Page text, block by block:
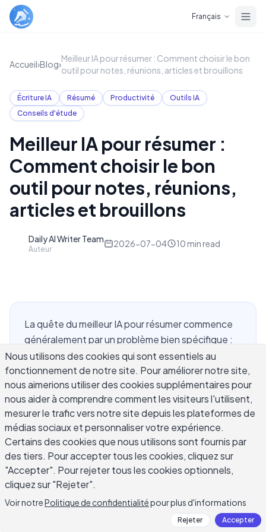
Français
Accueil›Blog›
Meilleur IA pour résumer : Comment choisir le bon
outil pour notes, réunions, articles et brouillons
Écriture IA Résumé Productivité
Outils IA
Conseils d'étude
Meilleur IA pour résumer :
Comment choisir le bon
outil pour notes, réunions,
articles et brouillons
Daily AI Writer Team
Auteur
2026-07-04 10 min read
La quête du meilleur IA pour résumer commence
généralement par un problème bien spécifique :
trop de texte et pas assez de temps pour tout
lire. Peut-être s'agit-il d'une pile de notes de
réunion, d'un article que vous devez parcourir
avant un appel, d'un chapitre de manuel ou d'un
brouillon à affiner avant de le partager. Le bon IA
résumé dépend beaucoup de ce que vous avez à
condenser et de ce que vous prévoyez de faire
avec le résumé ensuite. Ce guide explique ce qui
distingue un vrai outil de résumé IA utile d'un outil
qui raccourcit simplement le texte sans préserver
l'essentiel, comment choisir l'outil parfait pour
votre cas d'usage, et comment transformer un
Nous utilisons des cookies qui sont essentiels au
fonctionnement de notre site. Pour améliorer notre site,
nous aimerions utiliser des cookies supplémentaires pour
nous aider à comprendre comment les visiteurs l'utilisent,
mesurer le trafic vers notre site depuis les plateformes de
médias sociaux et personnaliser votre expérience.
Certains des cookies que nous utilisons sont fournis par
des tiers. Pour accepter tous les cookies, cliquez sur
"Accepter". Pour rejeter tous les cookies optionnels,
cliquez sur "Rejeter".
Voir notrePolitique de confidentialitépour plus d'informations
Rejeter Accepter